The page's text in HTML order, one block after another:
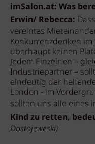
imSalon.at: Was
Erwin/ Rebecca:
vereintes
Konkurrenzdenken
überhaupt keinen
Jedem Einzelnen –
Industriepartner –
eindeutig der
London - im
sollten uns alle eines
Kind zu retten,
Dostojeweski)